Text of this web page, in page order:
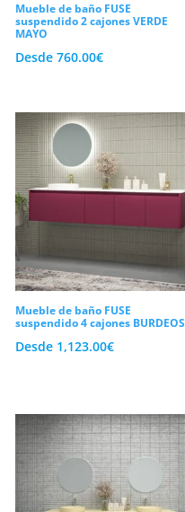
Mueble de baño FUSE
suspendido 2 cajones VERDE
MAYO
Desde 760.00€
Mueble de baño FUSE
suspendido 4 cajones BURDEOS
Desde 1,123.00€